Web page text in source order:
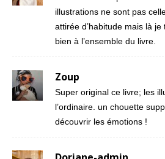
illustrations ne sont pas
attirée d’habitude mais là je
bien à l’ensemble du livre.
Zoup
Super original ce livre; les
l’ordinaire. un chouette
découvrir les émotions !